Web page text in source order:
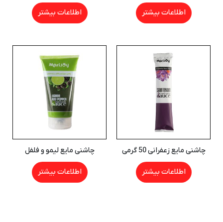
اطلاعات بیشتر اطلاعات بیشتر
چاشنی مایع زعفرانی 50 گرمی
اطلاعات بیشتر
چاشنی مایع لیمو و فلفل
اطلاعات بیشتر